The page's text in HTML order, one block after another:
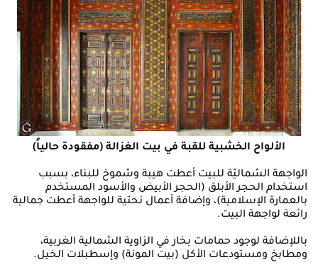
الألواح الخشبية للقبة في بيت الغزالة (مفقودة حالياً)
الواجهة الشماليّة للبيت أعطت هيبة وشموخ للبناء، بسبب
استخدام الحجر الأبلق (الحجر الأبيض والأسود المستخدم
بالعمارة الإسلامية)، وإضافة أعمال نحتية للواجهة أعطت جمالية
رائعة لواجهة البيت.
باللإضافة لوجود حمامات بخار في الزاوية الشمالية الغربية،
ومطابخ ومستودعات الأكل (بيت المونة) وإسطبلات الخيل.